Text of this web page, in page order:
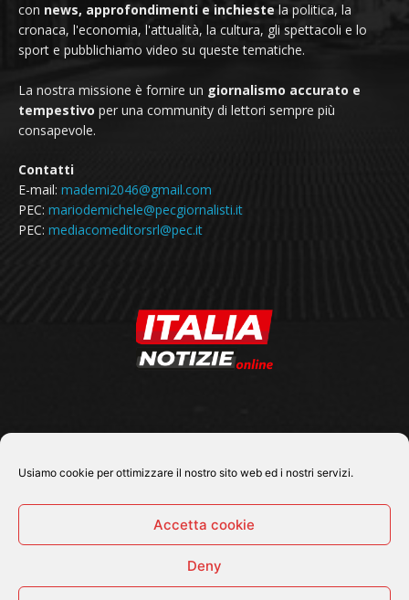
Usiamo cookie per ottimizzare il nostro sito web ed i nostri servizi.
Accetta cookie
Deny
con news, approfondimenti e inchieste la politica, la
cronaca, l'economia, l'attualità, la cultura, gli spettacoli e lo
sport e pubblichiamo video su queste tematiche.
La nostra missione è fornire un giornalismo accurato e
tempestivo per una community di lettori sempre più
consapevole.
Contatti
E-mail: mademi2046@gmail.com
PEC: mariodemichele@pecgiornalisti.it
PEC: mediacomeditorsrl@pec.it
© 2026 Tutti i diritti riservati - Italia Notizie .online |